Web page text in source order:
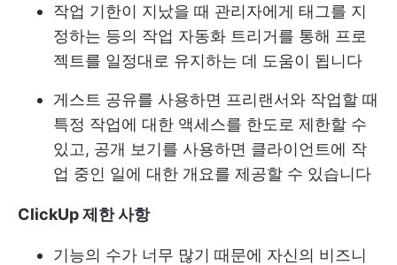
작업 기한이 지났을 때 관리자에게 태그를 지
정하는 등의 작업 자동화 트리거를 통해 프로
젝트를 일정대로 유지하는 데 도움이 됩니다
게스트 공유를 사용하면 프리랜서와 작업할 때
특정 작업에 대한 액세스를 한도로 제한할 수
있고, 공개 보기를 사용하면 클라이언트에 작
업 중인 일에 대한 개요를 제공할 수 있습니다
ClickUp 제한 사항
기능의 수가 너무 많기 때문에 자신의 비즈니